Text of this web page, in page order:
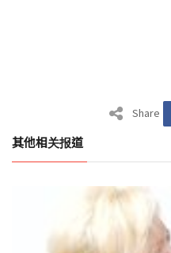
Share
其他相关报道